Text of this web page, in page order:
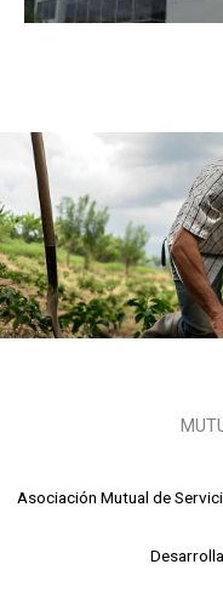
Asociación Mutual de